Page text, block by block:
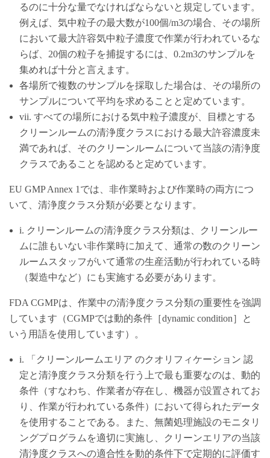
るのに十分な量でなければならないと規定しています。
例えば、気中粒子の最大数が100個/m3の場合、その場所
において最大許容気中粒子濃度で作業が行われているな
らば、20個の粒子を捕捉するには、0.2m3のサンプルを
集めれば十分と言えます。
各場所で複数のサンプルを採取した場合は、その場所の
サンプルについて平均を求めることと定めています。
vii. すべての場所における気中粒子濃度が、目標とする
クリーンルームの清浄度クラスにおける最大許容濃度未
満であれば、そのクリーンルームについて当該の清浄度
クラスであることを認めると定めています。
EU GMP Annex 1では、非作業時および作業時の両方につ
いて、清浄度クラス分類が必要となります。
i. クリーンルームの清浄度クラス分類は、クリーンルー
ムに誰もいない非作業時に加えて、通常の数のクリーン
ルームスタッフがいて通常の生産活動が行われている時
（製造中など）にも実施する必要があります。
FDA CGMPは、作業中の清浄度クラス分類の重要性を強調
しています（CGMPでは動的条件［dynamic condition］と
いう用語を使用しています）。
i. 「クリーンルームエリア のクオリフィケーション 認
定と清浄度クラス分類を行う上で最も重要なのは、動的
条件（すなわち、作業者が存在し、機器が設置されてお
り、作業が行われている条件）において得られたデータ
を使用することである。また、無菌処理施設のモニタリ
ングプログラムを適切に実施し、クリーンエリアの当該
清浄度クラスへの適合性を動的条件下で定期的に評価す